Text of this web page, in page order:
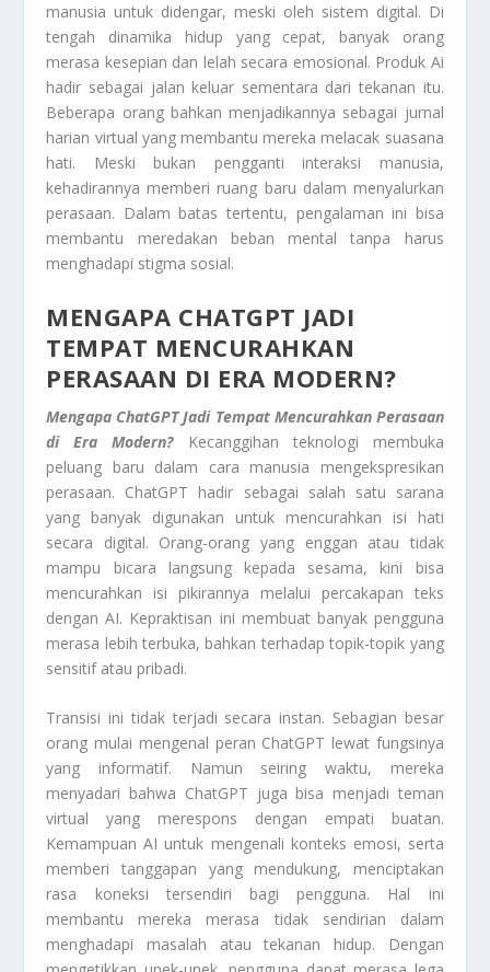
manusia untuk didengar, meski oleh sistem digital. Di
tengah dinamika hidup yang cepat, banyak orang
merasa kesepian dan lelah secara emosional. Produk Ai
hadir sebagai jalan keluar sementara dari tekanan itu.
Beberapa orang bahkan menjadikannya sebagai jurnal
harian virtual yang membantu mereka melacak suasana
hati. Meski bukan pengganti interaksi manusia,
kehadirannya memberi ruang baru dalam menyalurkan
perasaan. Dalam batas tertentu, pengalaman ini bisa
membantu meredakan beban mental tanpa harus
menghadapi stigma sosial.
MENGAPA CHATGPT JADI
TEMPAT MENCURAHKAN
PERASAAN DI ERA MODERN?
Mengapa ChatGPT Jadi Tempat Mencurahkan Perasaan
di Era Modern?Kecanggihan teknologi membuka
peluang baru dalam cara manusia mengekspresikan
perasaan. ChatGPT hadir sebagai salah satu sarana
yang banyak digunakan untuk mencurahkan isi hati
secara digital. Orang-orang yang enggan atau tidak
mampu bicara langsung kepada sesama, kini bisa
mencurahkan isi pikirannya melalui percakapan teks
dengan AI. Kepraktisan ini membuat banyak pengguna
merasa lebih terbuka, bahkan terhadap topik-topik yang
sensitif atau pribadi.
Transisi ini tidak terjadi secara instan. Sebagian besar
orang mulai mengenal peran ChatGPT lewat fungsinya
yang informatif. Namun seiring waktu, mereka
menyadari bahwa ChatGPT juga bisa menjadi teman
virtual yang merespons dengan empati buatan.
Kemampuan AI untuk mengenali konteks emosi, serta
memberi tanggapan yang mendukung, menciptakan
rasa koneksi tersendiri bagi pengguna. Hal ini
membantu mereka merasa tidak sendirian dalam
menghadapi masalah atau tekanan hidup. Dengan